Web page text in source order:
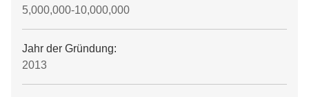
5,000,000-10,000,000
Jahr der Gründung:
2013